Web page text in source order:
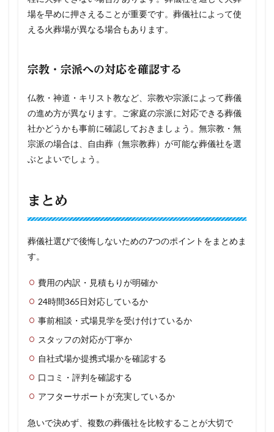
場を早めに押さえることが重要です。葬儀社によって使
える火葬場が異なる場合もあります。
宗教・宗派への対応を確認する
仏教・神道・キリスト教など、宗教や宗派によって葬儀
の進め方が異なります。ご家庭の宗派に対応できる葬儀
社かどうかも事前に確認しておきましょう。無宗教・無
宗派の場合は、自由葬（無宗教葬）が可能な葬儀社を選
ぶとよいでしょう。
まとめ
葬儀社選びで後悔しないための7つのポイントをまとめま
す。
費用の内訳・見積もりが明確か
24時間365日対応しているか
事前相談・式場見学を受け付けているか
スタッフの対応が丁寧か
自社式場か提携式場かを確認する
口コミ・評判を確認する
アフターサポートが充実しているか
急いで決めず、複数の葬儀社を比較することが大切で